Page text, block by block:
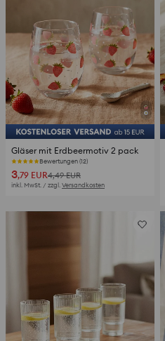
Gläser mit Erdbeermotiv 2 pack
Bewertungen (12)
3,79 EUR4,49 EUR
inkl. MwSt. / zzgl. Versandkosten